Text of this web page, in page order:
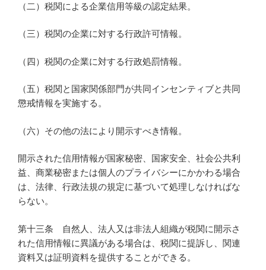
（二）税関による企業信用等級の認定結果。
（三）税関の企業に対する行政許可情報。
（四）税関の企業に対する行政処罰情報。
（五）税関と国家関係部門が共同インセンティブと共同
懲戒情報を実施する。
（六）その他の法により開示すべき情報。
開示された信用情報が国家秘密、国家安全、社会公共利
益、商業秘密または個人のプライバシーにかかわる場合
は、法律、行政法規の規定に基づいて処理しなければな
らない。
第十三条 自然人、法人又は非法人組織が税関に開示さ
れた信用情報に異議がある場合は、税関に提訴し、関連
資料又は証明資料を提供することができる。